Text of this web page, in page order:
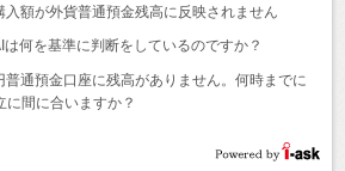
入額が外貨普通預金残高に反映されません
は何を基準に判断をしているのですか？
普通預金口座に残高がありません。何時までに
に間に合いますか？